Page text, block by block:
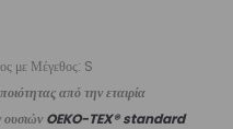
με Μέγεθος: S
από την εταιρία
ουσιών OEKO-TEX® standard